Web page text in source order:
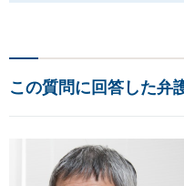
この質問に回答した弁